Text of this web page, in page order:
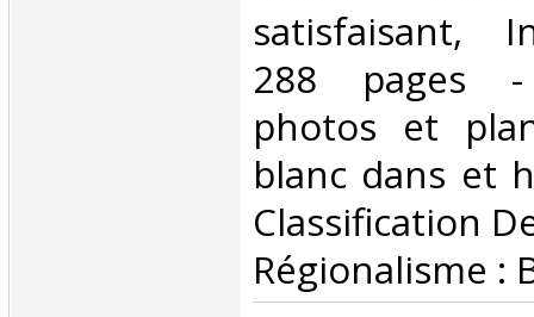
satisfaisant,
288 pages -
photos et
blanc dans et
Classification
Régionalisme :